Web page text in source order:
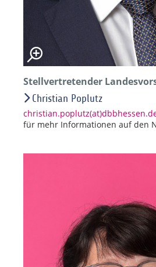
Stellvertretender
Christian Poplutz
für mehr Informationen auf den